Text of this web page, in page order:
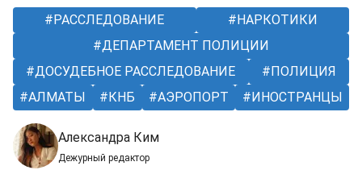
РАССЛЕДОВАНИЕ
НАРКОТИКИ
ДЕПАРТАМЕНТ ПОЛИЦИИ
ДОСУДЕБНОЕ РАССЛЕДОВАНИЕ
ПОЛИЦИЯ
АЛМАТЫ
КНБ АЭРОПОРТ ИНОСТРАНЦЫ
Александра Ким
Дежурный редактор